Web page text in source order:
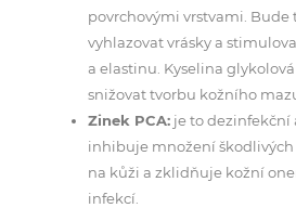
povrchovými vrstvami. Bude
vyhlazovat vrásky a
a elastinu. Kyselina
snižovat tvorbu kožního
Zinek PCA: je to dezinfekční
inhibuje množení
na kůži a zklidňuje kožní
infekcí.